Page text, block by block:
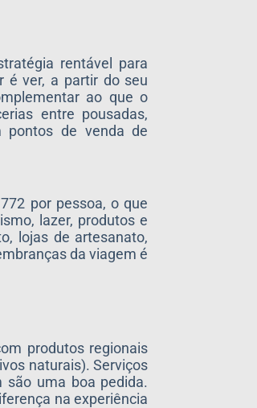
rentável para
é ver, a partir do seu
ao que o
entre pousadas,
pontos de venda de
por pessoa, o que
lazer, produtos e
lojas de artesanato,
da viagem é
produtos regionais
naturais). Serviços
são uma boa pedida.
na experiência